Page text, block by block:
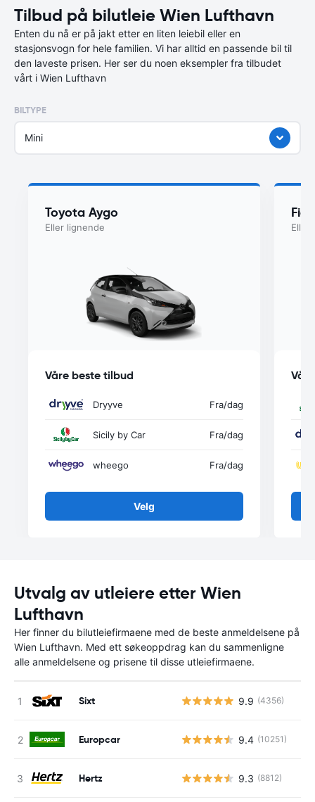
Tilbud på bilutleie Wien Lufthavn
Enten du nå er på jakt etter en liten leiebil eller en
stasjonsvogn for hele familien. Vi har alltid en passende bil til
den laveste prisen. Her ser du noen eksempler fra tilbudet
vårt i Wien Lufthavn
BILTYPE
Mini
Toyota Aygo
Eller lignende
Våre beste tilbud
Dryyve Fra/dag
Sicily by Car Fra/dag
wheego Fra/dag
Velg
Eller
Utvalg av utleiere etter Wien
Lufthavn
Her finner du bilutleiefirmaene med de beste anmeldelsene på
Wien Lufthavn. Med ett søkeoppdrag kan du sammenligne
alle anmeldelsene og prisene til disse utleiefirmaene.
Sixt 9.9 (4356)
Europcar 9.4 (10251)
Hertz 9.3 (8812)